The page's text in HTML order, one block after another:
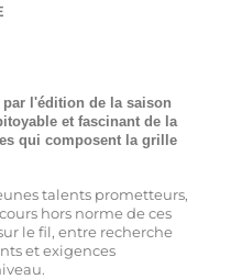
l'édition de la saison
et fascinant de la
qui composent la grille
talents prometteurs,
hors norme de ces
le fil, entre recherche
et exigences